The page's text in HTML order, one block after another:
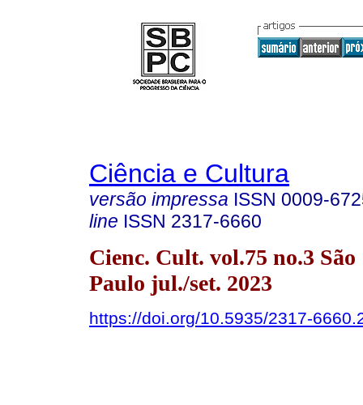
Ciência e Cultura
versão impressa ISSN 0009-
line ISSN 2317-6660
Cienc. Cult. vol.75 no.3 São
Paulo jul./set. 2023
https://doi.org/10.5935/2317-